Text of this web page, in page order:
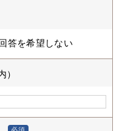
回答を希望しない
）